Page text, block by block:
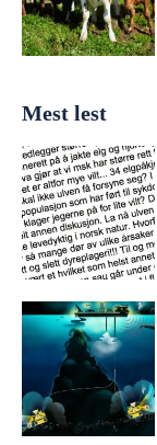
Mest lest